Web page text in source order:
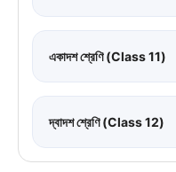
একাদশ শ্রেণি (Class 11)
দ্বাদশ শ্রেণি (Class 12)